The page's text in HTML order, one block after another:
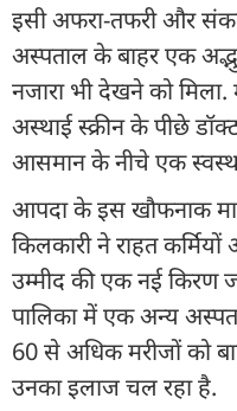
इसी अफरा-तफरी और
अस्पताल के बाहर एक
नजारा भी देखने को
अस्थाई स्क्रीन के पीछे
आसमान के नीचे एक स्वस्थ
आपदा के इस खौफनाक
किलकारी ने राहत
उम्मीद की एक नई किरण
पालिका में एक अन्य
60 से अधिक मरीजों को
उनका इलाज चल रहा है.